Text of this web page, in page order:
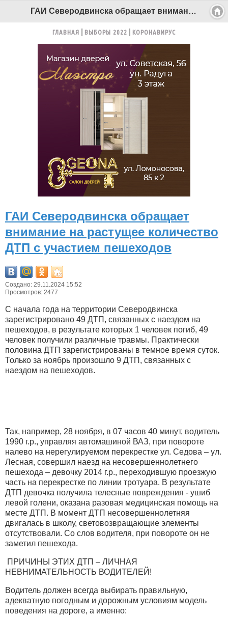
ГАИ Северодвинска обращает внимание на растущее количество ДТП с участием пешеходов - Беломорканал Северодвинск tv29.ru
ГЛАВНАЯ ВЫБОРЫ 2022 КОРОНАВИРУС
ГАИ Северодвинска обращает
внимание на растущее количество
ДТП с участием пешеходов
Создано: 29.11.2024 15:52
Просмотров: 2477
С начала года на территории Северодвинска
зарегистрировано 49 ДТП, связанных с наездом на
пешеходов, в результате которых 1 человек погиб, 49
человек получили различные травмы. Практически
половина ДТП зарегистрированы в темное время суток.
Только за ноябрь произошло 9 ДТП, связанных с
наездом на пешеходов.
Так, например, 28 ноября, в 07 часов 40 минут, водитель
1990 г.р., управляя автомашиной ВАЗ, при повороте
налево на нерегулируемом перекрестке ул. Седова – ул.
Лесная, совершил наезд на несовершеннолетнего
пешехода – девочку 2014 г.р., переходившую проезжую
часть на перекрестке по линии тротуара. В результате
ДТП девочка получила телесные повреждения - ушиб
левой голени, оказана разовая медицинская помощь на
месте ДТП. В момент ДТП несовершеннолетняя
двигалась в школу, световозвращающие элементы
отсутствовали. Со слов водителя, при повороте он не
заметил пешехода.
ПРИЧИНЫ ЭТИХ ДТП – ЛИЧНАЯ
НЕВНИМАТЕЛЬНОСТЬ ВОДИТЕЛЕЙ!
Водитель должен всегда выбирать правильную,
адекватную погодным и дорожным условиям модель
поведения на дороге, а именно: